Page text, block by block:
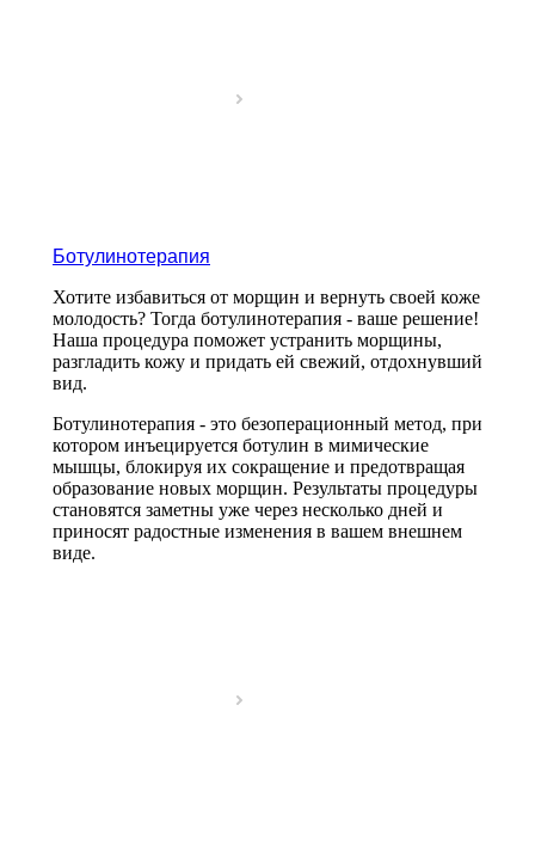
Ботулинотерапия
Хотите избавиться от морщин и вернуть своей коже
молодость? Тогда ботулинотерапия - ваше решение!
Наша процедура поможет устранить морщины,
разгладить кожу и придать ей свежий, отдохнувший
вид.
Ботулинотерапия - это безоперационный метод, при
котором инъецируется ботулин в мимические
мышцы, блокируя их сокращение и предотвращая
образование новых морщин. Результаты процедуры
становятся заметны уже через несколько дней и
приносят радостные изменения в вашем внешнем
виде.